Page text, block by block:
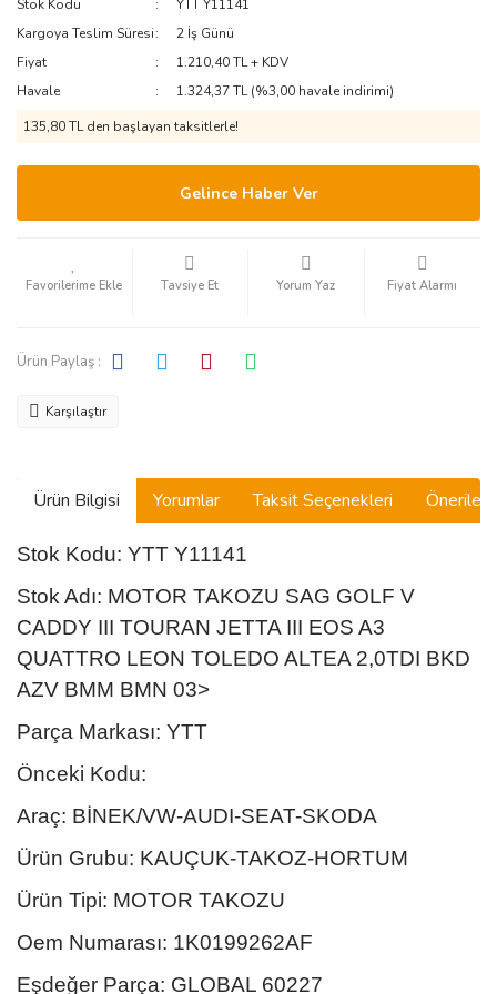
Stok Kodu
YTT Y11141
Kargoya Teslim Süresi
2 İş Günü
Fiyat
1.210,40 TL + KDV
Havale
1.324,37 TL (%3,00 havale indirimi)
135,80 TL den başlayan taksitlerle!
Gelince Haber Ver
Tavsiye Et Yorum Yaz Fiyat Alarmı
Ürün Paylaş :
Karşılaştır
Ürün Bilgisi Yorumlar Taksit Seçenekleri
Stok Kodu: YTT Y11141
Stok Adı: MOTOR TAKOZU SAG GOLF V
CADDY III TOURAN JETTA III EOS A3
QUATTRO LEON TOLEDO ALTEA 2,0TDI BKD
AZV BMM BMN 03>
Parça Markası: YTT
Önceki Kodu:
Araç: BİNEK/VW-AUDI-SEAT-SKODA
Ürün Grubu: KAUÇUK-TAKOZ-HORTUM
Ürün Tipi: MOTOR TAKOZU
Oem Numarası: 1K0199262AF
Eşdeğer Parça: GLOBAL 60227